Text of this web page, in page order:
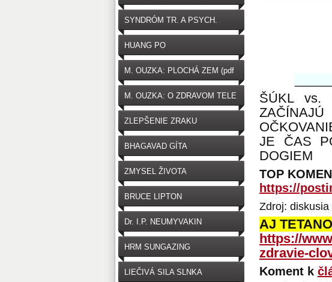
ŠÚKL vs.
JE ČAS
DOGIEM
TOP
https://
Zdroj: diskusia
AJ
https://
zdravie-
Koment k
SYNDRÓM TR. A PSYCH.
HUANG PO
M. OUZKA: PLOCHÁ ZEM (pdf
zdarma na stiahnutie)
M. OUZKA: O ZDRAVOM TELE
ZLEPŠENIE ZRAKU
BHAGAVAD GÍTA
ZMYSEL ŽIVOTA
BRUCE LIPTON
Dr. I.P. NEUMYVAKIN
HRM SUNGAZING
LIEČIVÁ SILA SLNKA